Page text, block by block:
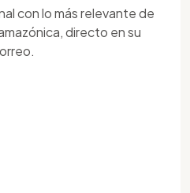
con lo más relevante de
directo en su